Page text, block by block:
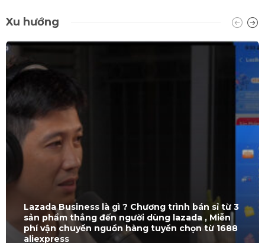
Xu hướng
Lazada Business là gì ? Chương trình bán sỉ từ 3
sản phẩm thẳng đến người dùng lazada , Miễn
phí vận chuyển nguồn hàng tuyển chọn từ 1688
aliexpress